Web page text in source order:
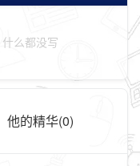
么都没写
他的精华(0)